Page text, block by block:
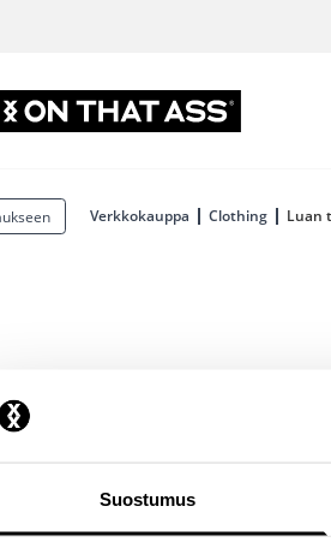
Suostumus
Verkkokauppa Clothing Luan